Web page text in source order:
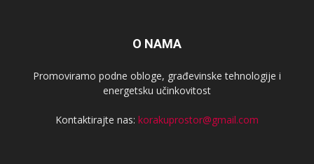
O NAMA
Promoviramo podne obloge, građevinske tehnologije i
energetsku učinkovitost
Kontaktirajte nas: korakuprostor@gmail.com